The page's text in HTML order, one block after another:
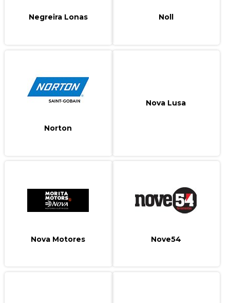
Negreira Lonas Noll
Norton
Nova Lusa
Nova Motores Nove54